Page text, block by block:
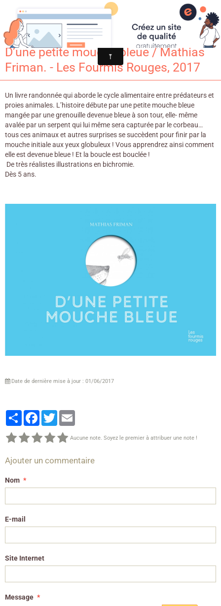
Croqu'livre
D’une petite mouche bleue / Mathias
Friman. - Les Fourmis Rouges, 2017
Un livre randonnée qui aborde le cycle alimentaire entre prédateurs et
proies animales. L’histoire débute par une petite mouche bleue
mangée par une grenouille devenue bleue à son tour, elle- même
avalée par un serpent qui lui même sera capturée par le corbeau…
tous ces animaux et autres surprises se succèdent pour finir par la
mouche initiale aux yeux globuleux ! Vous apprendrez ainsi comment
elle est devenue bleue ! Et la boucle est bouclée !
De très réalistes illustrations en bichromie.
Dès 5 ans.
Date de dernière mise à jour : 01/06/2017
PartagerFacebook
Twitter
Aucune note. Soyez le premier à attribuer une note !
Ajouter un commentaire
Nom
E-mail
Site Internet
Message